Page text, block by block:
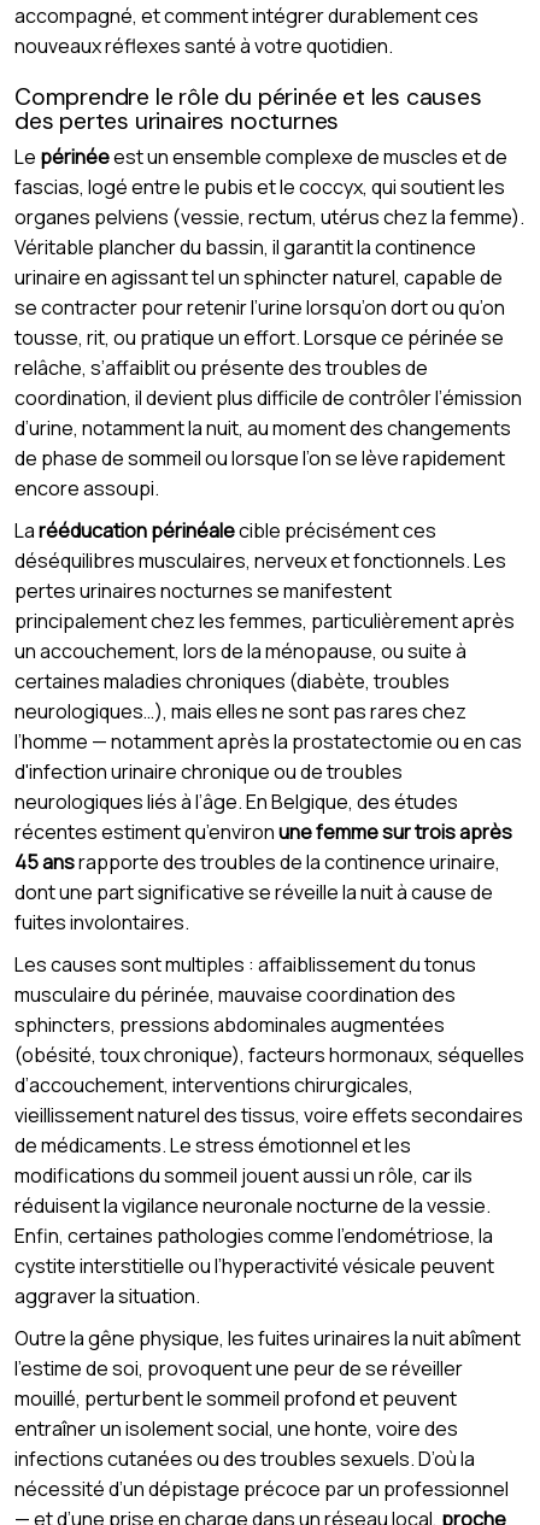
accompagné, et comment intégrer durablement ces
nouveaux réflexes santé à votre quotidien.
Comprendre le rôle du périnée et les causes
des pertes urinaires nocturnes
Le périnéeest un ensemble complexe de muscles et de
fascias, logé entre le pubis et le coccyx, qui soutient les
organes pelviens (vessie, rectum, utérus chez la femme).
Véritable plancher du bassin, il garantit la continence
urinaire en agissant tel un sphincter naturel, capable de
se contracter pour retenir l’urine lorsqu’on dort ou qu’on
tousse, rit, ou pratique un effort. Lorsque ce périnée se
relâche, s’affaiblit ou présente des troubles de
coordination, il devient plus difficile de contrôler l’émission
d’urine, notamment la nuit, au moment des changements
de phase de sommeil ou lorsque l’on se lève rapidement
encore assoupi.
Larééducation périnéalecible précisément ces
déséquilibres musculaires, nerveux et fonctionnels. Les
pertes urinaires nocturnes se manifestent
principalement chez les femmes, particulièrement après
un accouchement, lors de la ménopause, ou suite à
certaines maladies chroniques (diabète, troubles
neurologiques…), mais elles ne sont pas rares chez
l’homme — notamment après la prostatectomie ou en cas
d'infection urinaire chronique ou de troubles
neurologiques liés à l’âge. En Belgique, des études
récentes estiment qu’environune femme sur trois après
45 ansrapporte des troubles de la continence urinaire,
dont une part significative se réveille la nuit à cause de
fuites involontaires.
Les causes sont multiples : affaiblissement du tonus
musculaire du périnée, mauvaise coordination des
sphincters, pressions abdominales augmentées
(obésité, toux chronique), facteurs hormonaux, séquelles
d’accouchement, interventions chirurgicales,
vieillissement naturel des tissus, voire effets secondaires
de médicaments. Le stress émotionnel et les
modifications du sommeil jouent aussi un rôle, car ils
réduisent la vigilance neuronale nocturne de la vessie.
Enfin, certaines pathologies comme l’endométriose, la
cystite interstitielle ou l’hyperactivité vésicale peuvent
aggraver la situation.
Outre la gêne physique, les fuites urinaires la nuit abîment
l’estime de soi, provoquent une peur de se réveiller
mouillé, perturbent le sommeil profond et peuvent
entraîner un isolement social, une honte, voire des
infections cutanées ou des troubles sexuels. D’où la
nécessité d’un dépistage précoce par un professionnel
— et d’une prise en charge dans un réseau local, proche